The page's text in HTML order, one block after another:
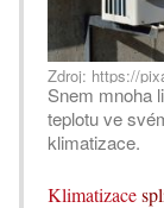
Zdroj: https://
Snem mnoha
teplotu ve
klimatizace.
Klimatizace